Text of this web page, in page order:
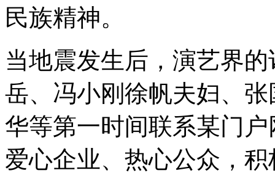
民族精神。
当地震发生后，演艺界
岳、冯小刚徐帆夫妇、
华等第一时间联系某门
爱心企业、热心公众，